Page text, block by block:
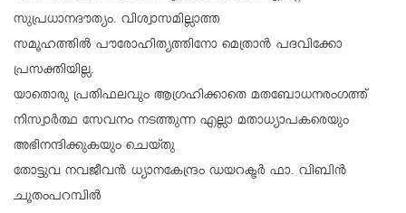
സുപ്രധാനദൗത്യം. വിശ്വാസമില്ലാത്ത
സമൂഹത്തിൽ പൗരോഹിത്യത്തിനോ മെത്രാൻ പദവിക്കോ
പ്രസക്തിയില്ല.
യാതൊരു പ്രതിഫലവും ആഗ്രഹിക്കാതെ മതബോധനരംഗത്ത്
നിസ്വാർത്ഥ സേവനം നടത്തുന്ന എല്ലാ മതാധ്യാപകരെയും
അഭിനന്ദിക്കുകയും ചെയ്തു
തോട്ടുവ നവജീവൻ ധ്യാനകേന്ദ്രം ഡയറക്ടർ ഫാ. വിബിൻ
ചൂതംപറമ്പിൽ